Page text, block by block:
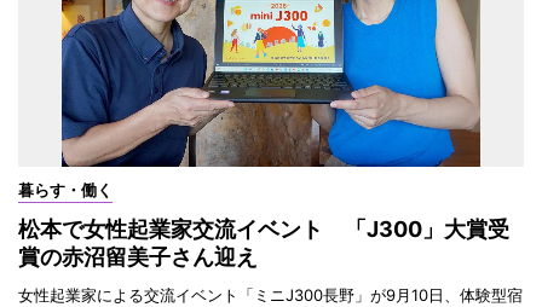
暮らす・働く
松本で女性起業家交流イベント 「J300」大賞受
賞の赤沼留美子さん迎え
女性起業家による交流イベント「ミニJ300長野」が9月10日、体験型宿